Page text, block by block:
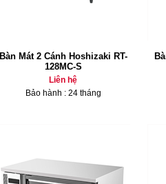
Bàn Mát 2 Cánh Hoshizaki RT-
128MC-S
Liên hệ
Bảo hành : 24 tháng